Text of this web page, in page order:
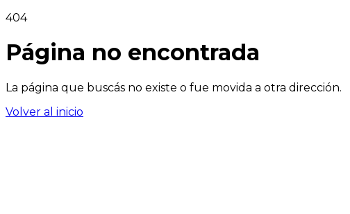
404
Página no encontrada
La página que buscás no existe o fue movida a otra dirección.
Volver al inicio